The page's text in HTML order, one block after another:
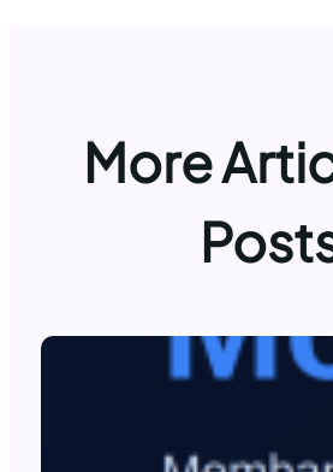
More